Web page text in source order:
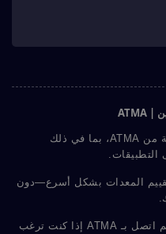
ابق على اطلاع بأخبار الطباعة بالشاشة من ATMA، بما في ذلك
المعدات بشكل أسرع—دون
تصفح أحدث أخبار الطباعة بالشاشة، ثم اتصل بـ ATMA إذا كنت ترغب